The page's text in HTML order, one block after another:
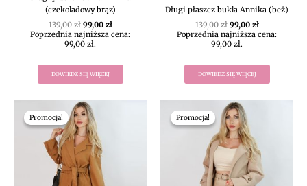
(czekoladowy brąz)
139,00zł 99,00 zł
Poprzednia najniższa cena:
99,00 zł.
DOWIEDZ SIĘ WIĘCEJ
Długi płaszcz bukla Annika (beż)
139,00zł 99,00 zł
Poprzednia najniższa cena:
99,00 zł.
DOWIEDZ SIĘ WIĘCEJ
Promocja!
Promocja!
Pierwotna
cena
wynosiła:
139,00 zł.
Promocja!
Promocja!
Pierwotna
cena
wynosiła:
139,00 zł.